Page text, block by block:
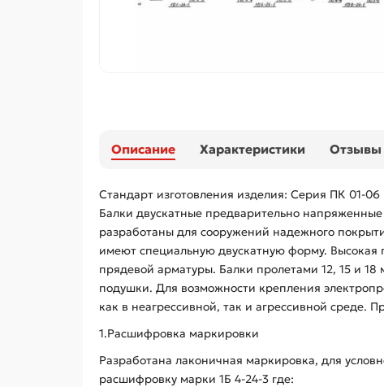
Описание Характеристики Отзывы
Стандарт изготовления изделия: Серия ПК 01-06
Балки двускатные предварительно
разработаны для сооружений надежного
имеют специальную двускатную форму. Высокая
прядевой арматуры. Балки пролетами 12, 15 и
подушки. Для возможности крепления
как в неагрессивной, так и агрессивной среде.
1.Расшифровка маркировки
Разработана лаконичная маркировка, для
расшифровку марки 1Б 4-24-3 где: